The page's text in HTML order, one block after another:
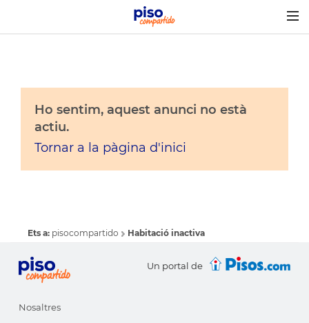
Ho sentim, aquest anunci no està
actiu.
Tornar a la pàgina d'inici
Ets a: pisocompartido Habitació inactiva
Un portal de
Nosaltres